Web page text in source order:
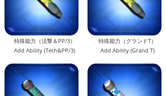
特殊能力（法撃＆PP/3）
Add Ability (Tech&PP/3)
特殊能力（グランドT）
Add Ability (Grand T)